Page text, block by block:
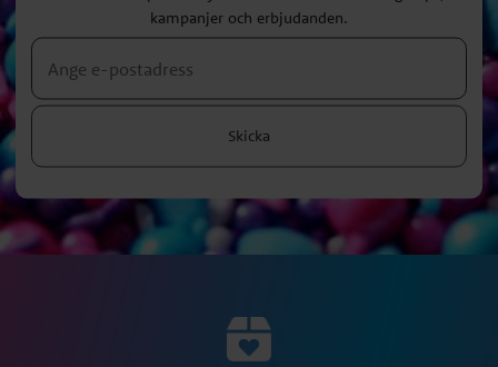
kampanjer och erbjudanden.
Skicka